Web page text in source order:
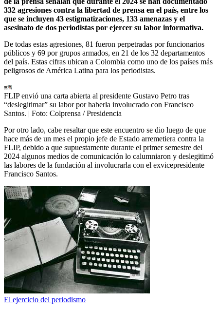
332 agresiones contra la libertad de prensa en el país, entre los
que se incluyen 43 estigmatizaciones, 133 amenazas y el
asesinato de dos periodistas por ejercer su labor informativa.
De todas estas agresiones, 81 fueron perpetradas por funcionarios
públicos y 69 por grupos armados, en 21 de los 32 departamentos
del país. Estas cifras ubican a Colombia como uno de los países más
peligrosos de América Latina para los periodistas.
FLIP envió una carta abierta al presidente Gustavo Petro tras
“deslegitimar” su labor por haberla involucrado con Francisco
Santos. | Foto: Colprensa / Presidencia
Por otro lado, cabe resaltar que este encuentro se dio luego de que
hace más de un mes el propio jefe de Estado arremetiera contra la
FLIP, debido a que supuestamente durante el primer semestre del
2024 algunos medios de comunicación lo calumniaron y deslegitimó
las labores de la fundación al involucrarla con el exvicepresidente
Francisco Santos.
El ejercicio del periodismo